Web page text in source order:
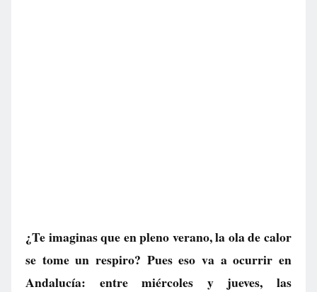
¿Te imaginas que en pleno verano, la ola de calor
se tome un respiro? Pues eso va a ocurrir en
Andalucía: entre miércoles y jueves, las